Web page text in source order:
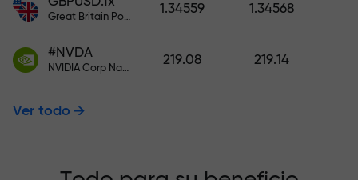
Great Britain Pound vs US Dollar
1.34559 1.34568
#NVDA
NVIDIA Corp Nasdaq Stock Exchange (Nasdaq) USD
219.08 219.14
Ver todo